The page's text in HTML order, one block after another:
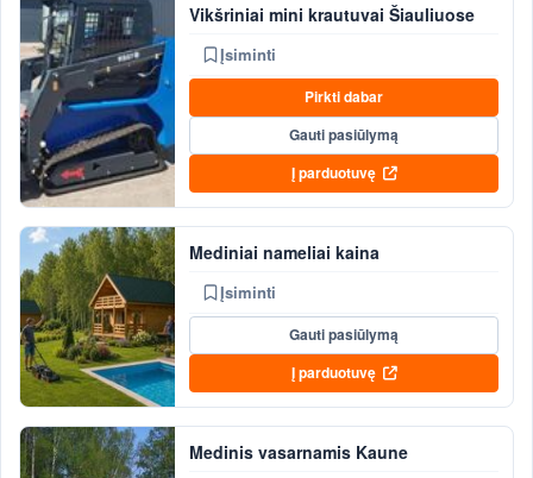
Vikšriniai mini krautuvai Šiauliuose
Įsiminti
Pirkti dabar
Gauti pasiūlymą
Į parduotuvę
Mediniai nameliai kaina
Įsiminti
Gauti pasiūlymą
Į parduotuvę
Medinis vasarnamis Kaune